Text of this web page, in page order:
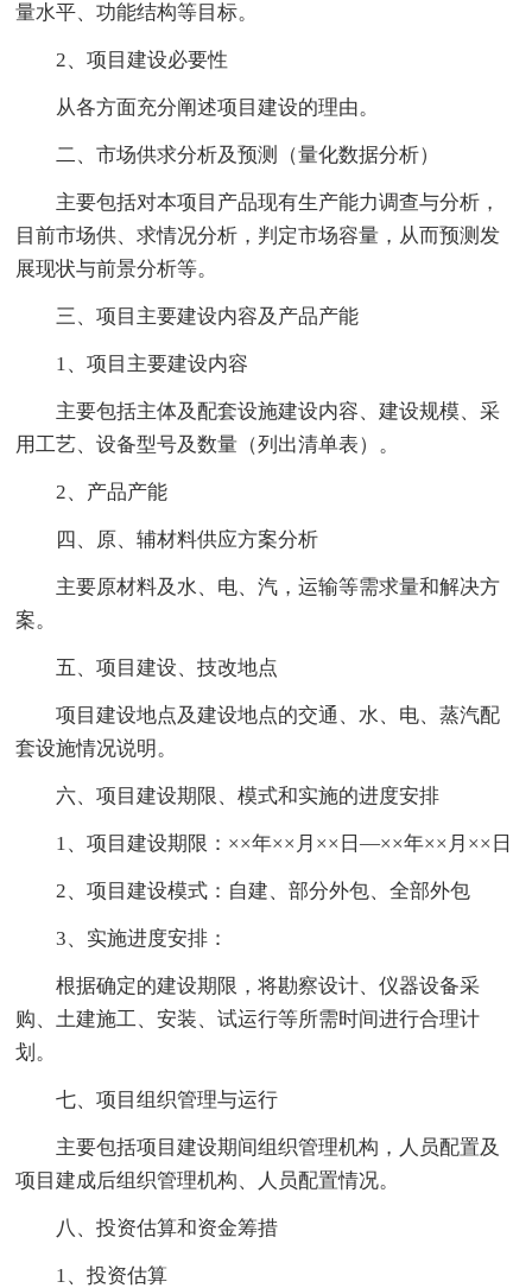
量水平、功能结构等目标。
2、项目建设必要性
从各方面充分阐述项目建设的理由。
二、市场供求分析及预测（量化数据分析）
主要包括对本项目产品现有生产能力调查与分析，
目前市场供、求情况分析，判定市场容量，从而预测发
展现状与前景分析等。
三、项目主要建设内容及产品产能
1、项目主要建设内容
主要包括主体及配套设施建设内容、建设规模、采
用工艺、设备型号及数量（列出清单表）。
2、产品产能
四、原、辅材料供应方案分析
主要原材料及水、电、汽，运输等需求量和解决方
案。
五、项目建设、技改地点
项目建设地点及建设地点的交通、水、电、蒸汽配
套设施情况说明。
六、项目建设期限、模式和实施的进度安排
1、项目建设期限：××年××月××日—××年××月××日
2、项目建设模式：自建、部分外包、全部外包
3、实施进度安排：
根据确定的建设期限，将勘察设计、仪器设备采
购、土建施工、安装、试运行等所需时间进行合理计
划。
七、项目组织管理与运行
主要包括项目建设期间组织管理机构，人员配置及
项目建成后组织管理机构、人员配置情况。
八、投资估算和资金筹措
1、投资估算